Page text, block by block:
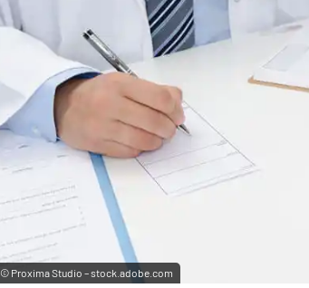
© Proxima Studio – stock.adobe.com